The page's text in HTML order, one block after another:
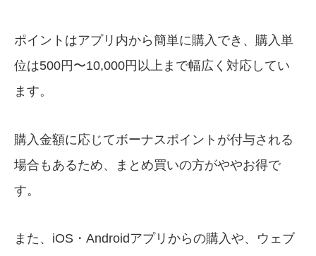
ポイントはアプリ内から簡単に購入でき、購入単
位は500円〜10,000円以上まで幅広く対応してい
ます。
購入金額に応じてボーナスポイントが付与される
場合もあるため、まとめ買いの方がややお得で
す。
また、iOS・Androidアプリからの購入や、ウェブ